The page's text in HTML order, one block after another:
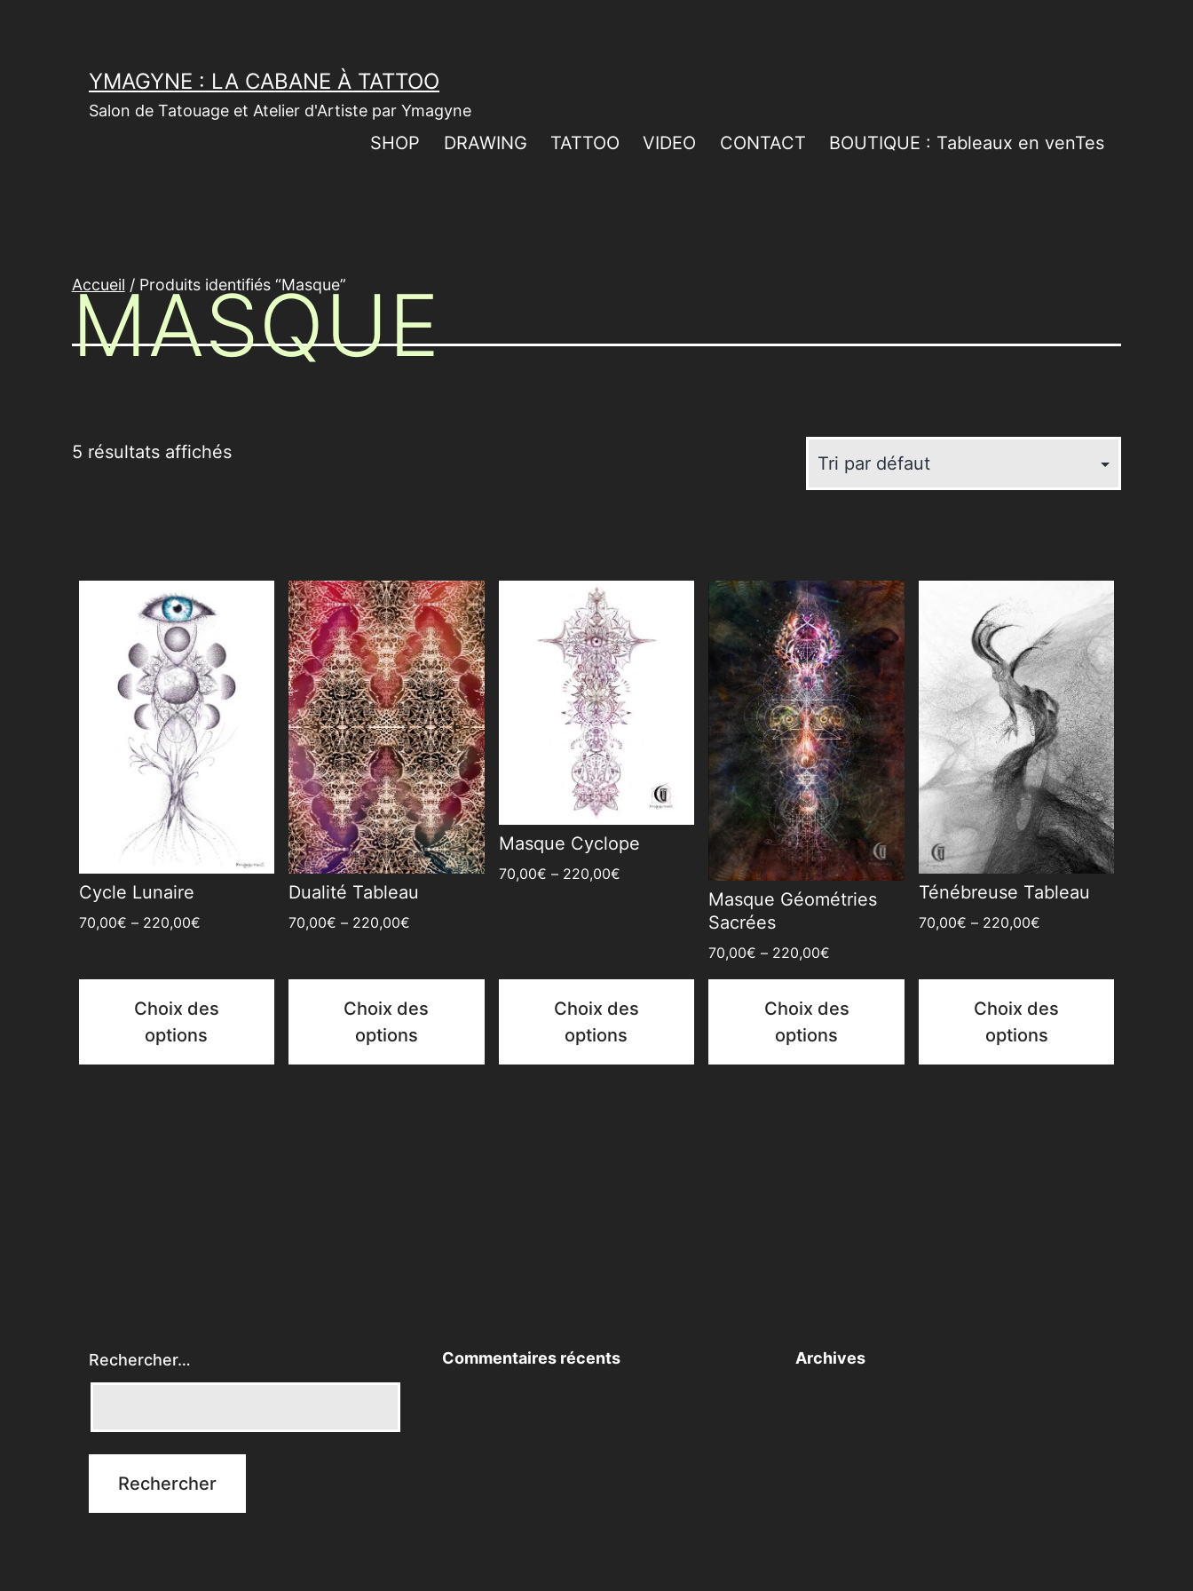
YMAGYNE : LA CABANE À TATTOO
Salon de Tatouage et Atelier d'Artiste par Ymagyne
SHOP DRAWING TATTOO VIDEO CONTACT BOUTIQUE : Tableaux en venTes
Accueil / Produits identifiés “Masque”
MASQUE
5 résultats affichés
Cycle Lunaire
70,00€ – 220,00€
Choix des
options
Dualité Tableau
70,00€ – 220,00€
Choix des
options
Masque Cyclope
70,00€ – 220,00€
Choix des
options
Masque Géométries
Sacrées
70,00€ – 220,00€
Choix des
options
Ténébreuse Tableau
70,00€ – 220,00€
Choix des
options
Rechercher… Commentaires récents Archives